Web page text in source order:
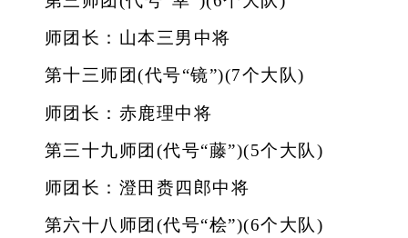
师团长：山本三男中将
第十三师团(代号“镜”)(7个大队)
师团长：赤鹿理中将
第三十九师团(代号“藤”)(5个大队)
师团长：澄田赉四郎中将
第六十八师团(代号“桧”)(6个大队)